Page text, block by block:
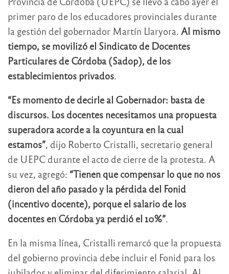
primer paro de los educadores provinciales durante
la gestión del gobernador Martín Llaryora. Al mismo
tiempo, se movilizó el Sindicato de Docentes
Particulares de Córdoba (Sadop), de los
establecimientos privados.
“Es momento de decirle al Gobernador: basta de
discursos. Los docentes necesitamos una propuesta
superadora acorde a la coyuntura en la cual
estamos”, dijo Roberto Cristalli, secretario general
de UEPC durante el acto de cierre de la protesta. A
su vez, agregó: “Tienen que compensar lo que no nos
dieron del año pasado y la pérdida del Fonid
(incentivo docente), porque el salario de los
docentes en Córdoba ya perdió el 10%”.
En la misma línea, Cristalli remarcó que la propuesta
del gobierno provincia debe incluir el Fonid para los